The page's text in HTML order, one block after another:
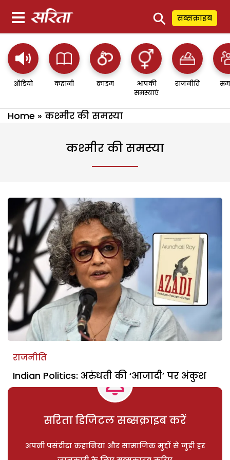
⚲ सब्सक्राइब
ऑडियो कहानी क्राइम
आपकी
समस्याएं
राजनीति
Home » कश्मीर की समस्या
कश्मीर की समस्या
राजनीति
Indian Politics: अरुंधती की ‘आजादी’ पर अंकुश
सरिता डिजिटल सब्सक्राइब करें
अपनी पसंदीदा कहानियां और सामाजिक मुद्दों से जुड़ी हर